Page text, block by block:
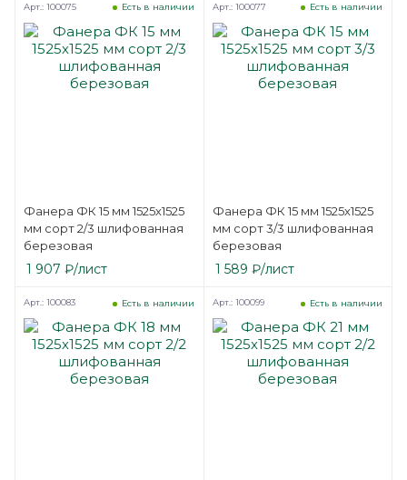
Фанера ФК 15 мм 1525х1525
мм сорт 2/3 шлифованная
березовая
Есть в наличии
Арт.: 100075
1 907 ₽/лист
Фанера ФК 15 мм 1525х1525
мм сорт 3/3 шлифованная
березовая
Есть в наличии
Арт.: 100077
1 589 ₽/лист
Есть в наличии
Арт.: 100083 Есть в наличии
Арт.: 100099